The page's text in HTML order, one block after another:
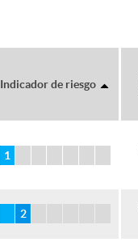
Indicador de riesgo